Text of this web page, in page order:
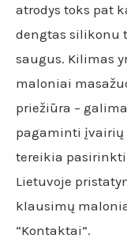
atrodys toks pat
dengtas silikonu
saugus. Kilimas
maloniai
priežiūra –
pagaminti įvairių
tereikia pasirinkti
Lietuvoje
klausimų
“Kontaktai”.